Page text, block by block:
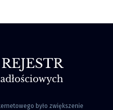
było zwiększenie